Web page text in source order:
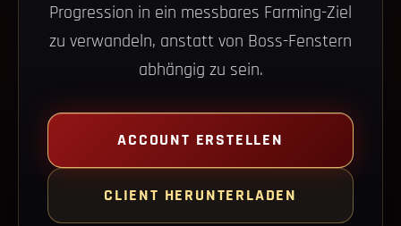
Progression in ein messbares Farming-Ziel
zu verwandeln, anstatt von Boss-Fenstern
abhängig zu sein.
ACCOUNT ERSTELLEN
CLIENT HERUNTERLADEN